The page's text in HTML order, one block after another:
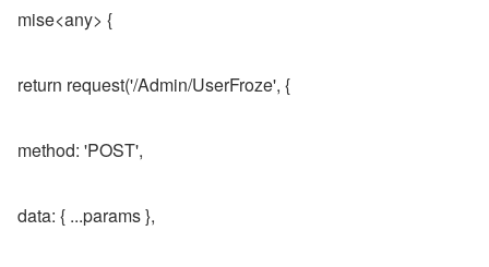
mise<any> {
return request('/Admin/UserFroze', {
method: 'POST',
data: { ...params },